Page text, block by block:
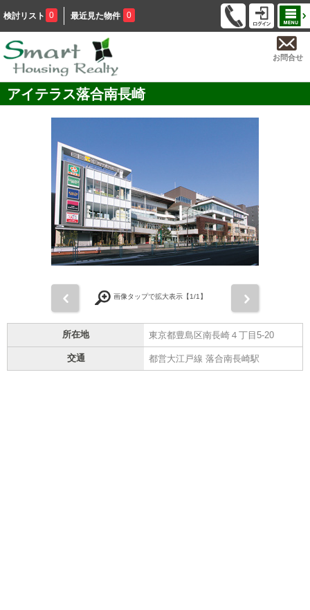
検討リスト 0 最近見た物件 0
お問合せ
アイテラス落合南長崎
画像タップで拡大表示【1/1】
所在地 東京都豊島区南長崎４丁目5-20
交通 都営大江戸線 落合南長崎駅